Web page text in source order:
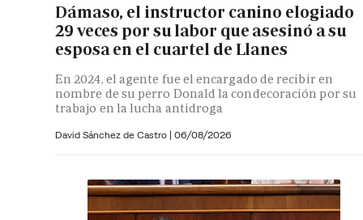
Dámaso, el instructor canino elogiado
29 veces por su labor que asesinó a su
esposa en el cuartel de Llanes
En 2024, el agente fue el encargado de recibir en
nombre de su perro Donald la condecoración por su
trabajo en la lucha antidroga
David Sánchez de Castro | 06/08/2026